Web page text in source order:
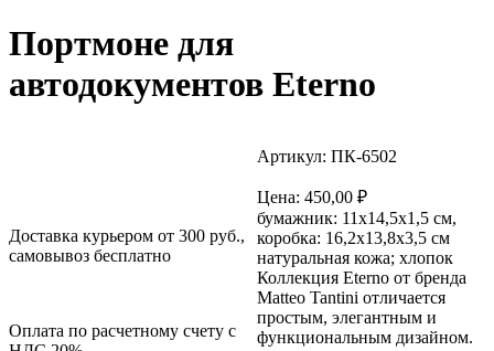
Портмоне для
автодокументов Eterno
Артикул: ПК-6502
Цена: 450,00 ₽
бумажник: 11х14,5х1,5 см,
коробка: 16,2х13,8х3,5 см
натуральная кожа; хлопок
Коллекция Eterno от бренда
Matteo Tantini отличается
простым, элегантным и
функциональным дизайном.
Доставка курьером от 300 руб.,
самовывоз бесплатно
Оплата по расчетному счету с